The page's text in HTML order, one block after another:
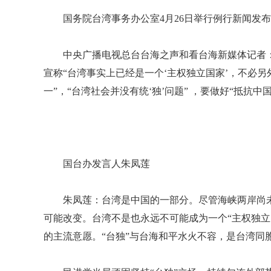
国务院台湾事务办公室4月26日举行例行新闻发
中央广播电视总台台海之声和看台海新媒体记
宣称“台湾事实上已经是一个‘主权独立国家’，不必
一”，“台湾社会并没有统‘独’问题” ，要做好“抵抗中
国台办发言人朱凤莲
朱凤莲：台湾是中国的一部分。尽管海峡两岸
可能改变。台湾不是也永远不可能成为一个“主权独
的主流意愿。“台独”与台海和平水火不容，是台湾同